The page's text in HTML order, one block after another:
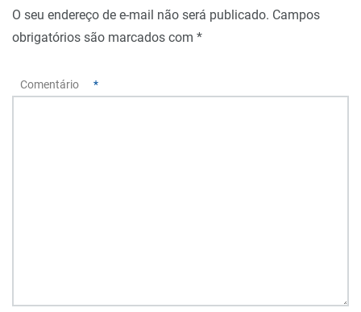
O seu endereço de e-mail não será publicado. Campos
obrigatórios são marcados com *
Comentário *